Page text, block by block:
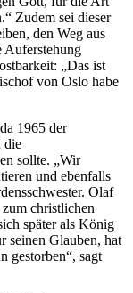
Zudem sei dieser
den Weg aus
Auferstehung
„Das ist
von Oslo habe
1965 der
die
sollte. „Wir
und ebenfalls
Olaf
christlichen
später als König
seinen Glauben, hat
gestorben“, sagt